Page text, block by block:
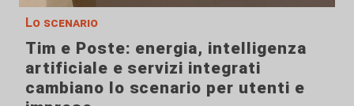
Lo scenario
Tim e Poste: energia, intelligenza
artificiale e servizi integrati
cambiano lo scenario per utenti e